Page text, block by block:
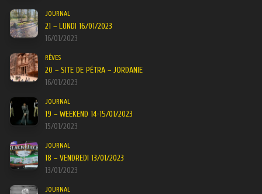
JOURNAL
21 – LUNDI 16/01/2023
16/01/2023
RÊVES
20 – SITE DE PÉTRA – JORDANIE
16/01/2023
JOURNAL
19 – WEEKEND 14-15/01/2023
15/01/2023
JOURNAL
18 – VENDREDI 13/01/2023
13/01/2023
JOURNAL